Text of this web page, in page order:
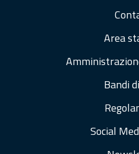
Area
Bandi
Social